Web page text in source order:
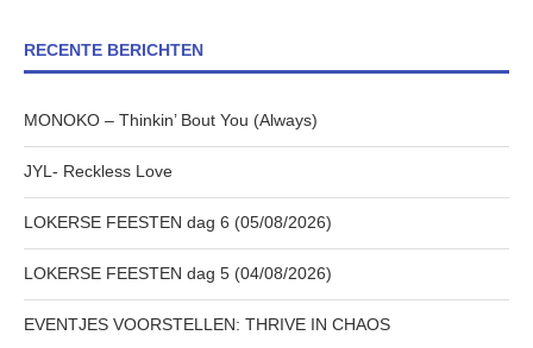
RECENTE BERICHTEN
MONOKO – Thinkin’ Bout You (Always)
JYL- Reckless Love
LOKERSE FEESTEN dag 6 (05/08/2026)
LOKERSE FEESTEN dag 5 (04/08/2026)
EVENTJES VOORSTELLEN: THRIVE IN CHAOS